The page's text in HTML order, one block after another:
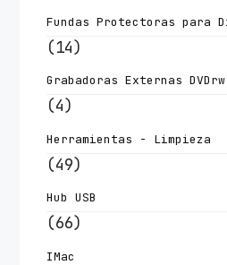
Fundas Protectoras para
(14)
Grabadoras Externas DVDrw
(4)
Herramientas - Limpieza
(49)
Hub USB
(66)
IMac